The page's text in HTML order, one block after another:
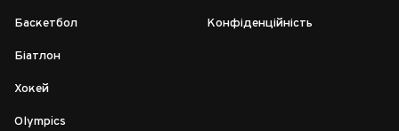
Баскетбол
Біатлон
Хокей
Olympics
Конфіденційність